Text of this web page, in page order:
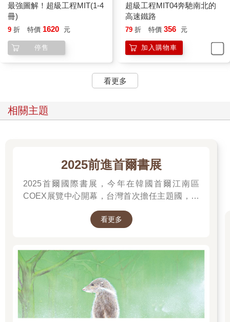
最強圖解！超級工程MIT(1-4
冊)
9 折 特價 1620 元
停售
超級工程MIT04奔馳南北的
高速鐵路
79 折 特價 356 元
加入購物車
看更多
相關主題
2025前進首爾書展
2025首爾國際書展，今年在韓國首爾江南區
COEX展覽中心開幕，台灣首次擔任主題國，有
二十多位跨領域台灣作家前往參展，一起來回顧
他們的作品，並共享參展喜悅。
看更多